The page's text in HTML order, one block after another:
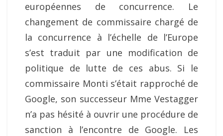
européennes de concurrence. Le
changement de commissaire chargé de
la concurrence à l’échelle de l’Europe
s’est traduit par une modification de
politique de lutte de ces abus. Si le
commissaire Monti s’était rapproché de
Google, son successeur Mme Vestagger
n’a pas hésité à ouvrir une procédure de
sanction à l’encontre de Google. Les